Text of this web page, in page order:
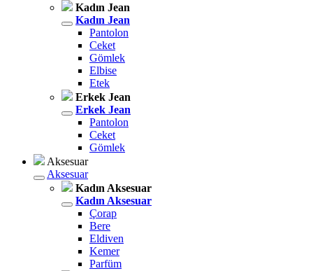
Kadın Jean
Kadın Jean
Pantolon
Ceket
Gömlek
Elbise
Etek
Erkek Jean
Erkek Jean
Pantolon
Ceket
Gömlek
Aksesuar
Aksesuar
Kadın Aksesuar
Kadın Aksesuar
Çorap
Bere
Eldiven
Kemer
Parfüm